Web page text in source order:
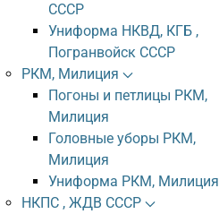
СССР
Униформа НКВД, КГБ ,
Погранвойск СССР
РКМ, Милиция
Погоны и петлицы РКМ,
Милиция
Головные уборы РКМ,
Милиция
Униформа РКМ, Милиция
НКПС , ЖДВ СССР